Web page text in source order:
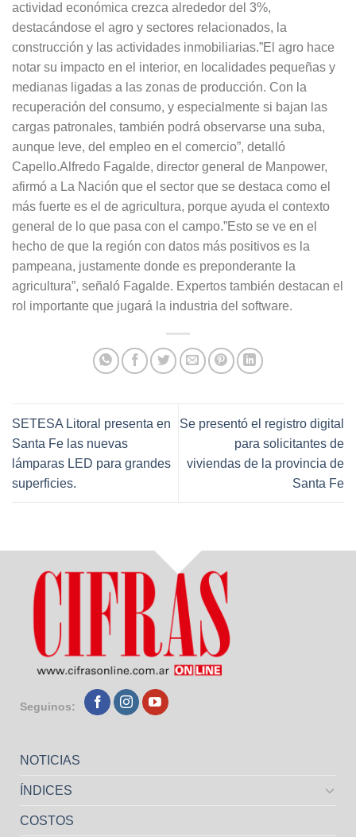
actividad económica crezca alrededor del 3%,
destacándose el agro y sectores relacionados, la
construcción y las actividades inmobiliarias.”El agro hace
notar su impacto en el interior, en localidades pequeñas y
medianas ligadas a las zonas de producción. Con la
recuperación del consumo, y especialmente si bajan las
cargas patronales, también podrá observarse una suba,
aunque leve, del empleo en el comercio”, detalló
Capello.Alfredo Fagalde, director general de Manpower,
afirmó a La Nación que el sector que se destaca como el
más fuerte es el de agricultura, porque ayuda el contexto
general de lo que pasa con el campo.”Esto se ve en el
hecho de que la región con datos más positivos es la
pampeana, justamente donde es preponderante la
agricultura”, señaló Fagalde. Expertos también destacan el
rol importante que jugará la industria del software.
SETESA Litoral presenta en
Santa Fe las nuevas
lámparas LED para grandes
superficies.
Se presentó el registro digital
para solicitantes de
viviendas de la provincia de
Santa Fe
Seguinos:
NOTICIAS
ÍNDICES
COSTOS